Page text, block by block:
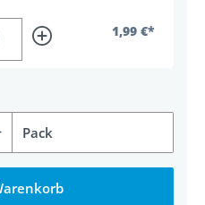
1,99 €*
gewünschten Wert
Pack